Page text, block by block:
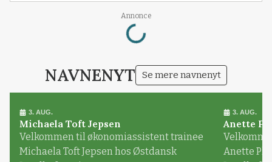
Annonce
Loading...
NAVNENYT Se mere navnenyt
3. AUG.
Michaela Toft Jepsen
Velkommen til økonomiassistent trainee
Michaela Toft Jepsen hos Østdansk
3. AUG.
Anette
Anette